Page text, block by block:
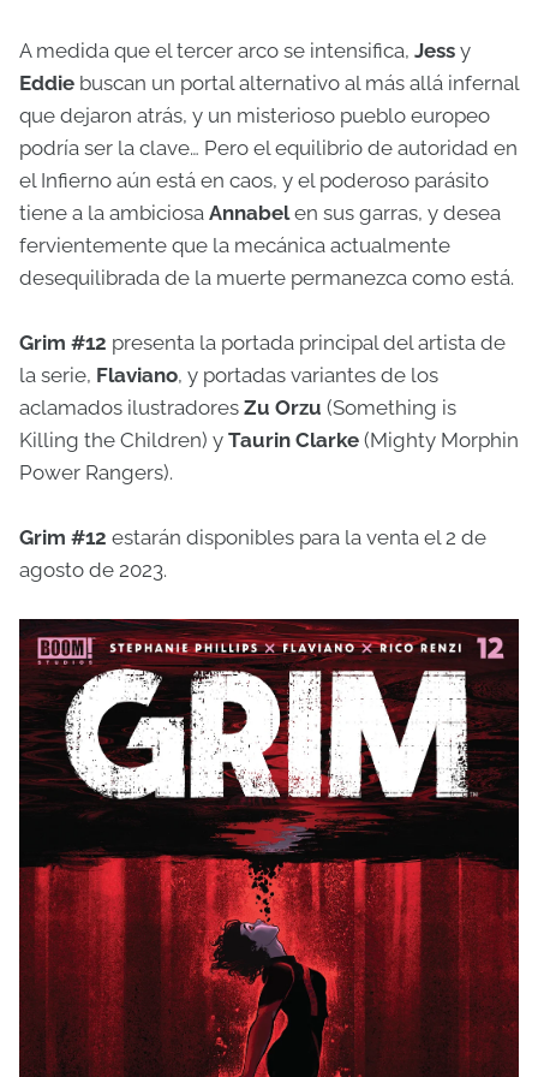
A medida que el tercer arco se intensifica, Jess y
Eddie buscan un portal alternativo al más allá infernal
que dejaron atrás, y un misterioso pueblo europeo
podría ser la clave… Pero el equilibrio de autoridad en
el Infierno aún está en caos, y el poderoso parásito
tiene a la ambiciosa Annabelen sus garras, y desea
fervientemente que la mecánica actualmente
desequilibrada de la muerte permanezca como está.
Grim #12 presenta la portada principal del artista de
la serie, Flaviano, y portadas variantes de los
aclamados ilustradores Zu Orzu (Something is
Killing the Children) y Taurin Clarke (Mighty Morphin
Power Rangers).
Grim #12 estarán disponibles para la venta el 2 de
agosto de 2023.